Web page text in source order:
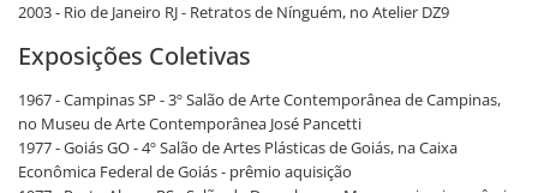
2003 - Rio de Janeiro RJ - Retratos de Nínguém, no Atelier DZ9
Exposições Coletivas
1967 - Campinas SP - 3º Salão de Arte Contemporânea de Campinas,
no Museu de Arte Contemporânea José Pancetti
1977 - Goiás GO - 4º Salão de Artes Plásticas de Goiás, na Caixa
Econômica Federal de Goiás - prêmio aquisição